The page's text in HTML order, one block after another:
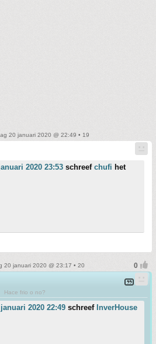
20 januari 2020 @ 22:49 • 19
2020 23:53 schreef chufi het
20 januari 2020 @ 23:17 • 20
Hace frio o no?
2020 22:49 schreef InverHouse